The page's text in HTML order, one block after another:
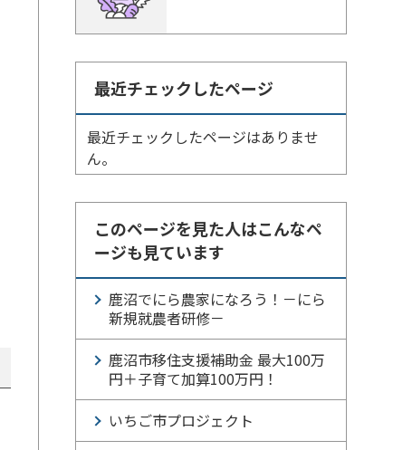
最近チェックしたページ
最近チェックしたページはありませ
ん。
このページを見た人はこんなペ
ージも見ています
鹿沼でにら農家になろう！－にら
新規就農者研修－
鹿沼市移住支援補助金 最大100万
円＋子育て加算100万円！
いちご市プロジェクト